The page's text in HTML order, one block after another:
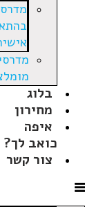
מדרסים
בהתאמה
אישית
מדרסים
מומלצים
בלוג
מחירון
איפה
כואב לך?
צור קשר